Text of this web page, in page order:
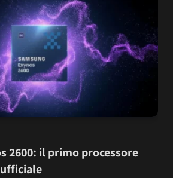
2600: il primo processore